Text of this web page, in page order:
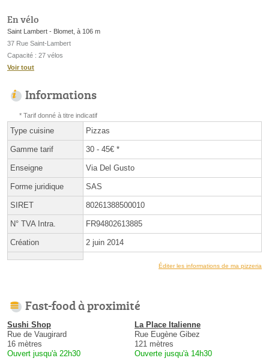
En vélo
Saint Lambert - Blomet, à 106 m
37 Rue Saint-Lambert
Capacité : 27 vélos
Voir tout
Informations
* Tarif donné à titre indicatif
Type cuisine Pizzas
Gamme tarif 30 - 45€ *
Enseigne Via Del Gusto
Forme juridique SAS
SIRET 80261388500010
N° TVA Intra. FR94802613885
Création 2 juin 2014
Éditer les informations de ma pizzeria
Fast-food à proximité
Sushi Shop
Rue de Vaugirard
16 mètres
Ouvert jusqu'à 22h30
La Place Italienne
Rue Eugène Gibez
121 mètres
Ouverte jusqu'à 14h30